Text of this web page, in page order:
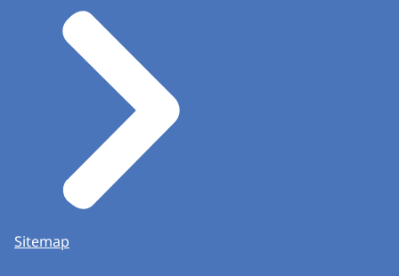
Sitemap